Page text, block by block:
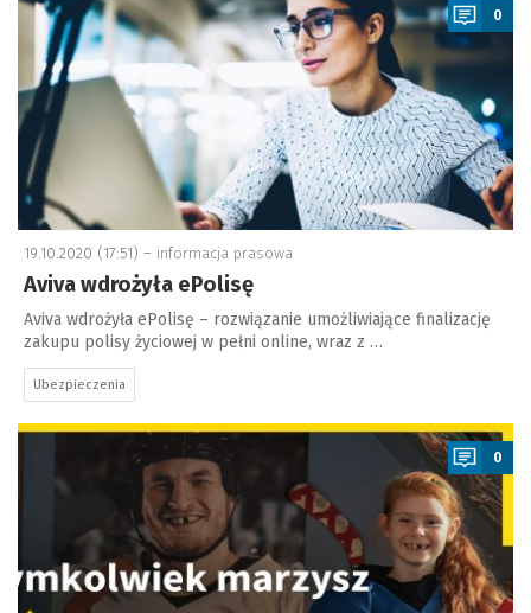
0
19.10.2020 (17:51) – informacja prasowa
Aviva wdrożyła ePolisę
Aviva wdrożyła ePolisę – rozwiązanie umożliwiające finalizację
zakupu polisy życiowej w pełni online, wraz z …
Ubezpieczenia
a
0